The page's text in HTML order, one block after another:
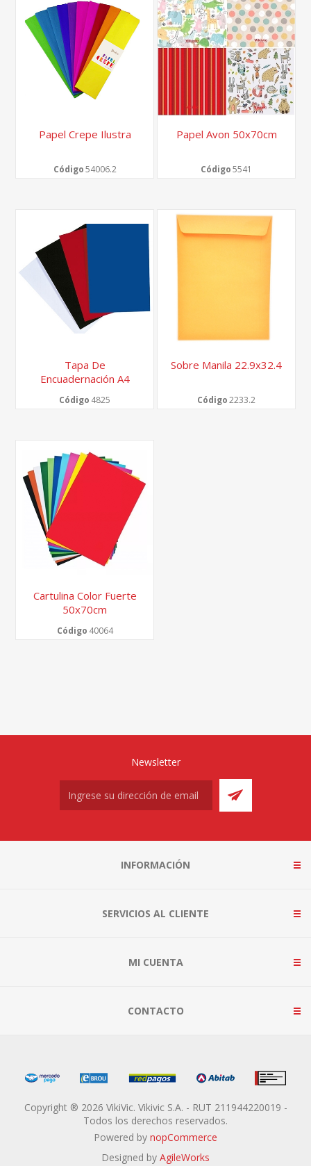
Papel Crepe Ilustra
Código54006.2
Papel Avon 50x70cm
Código5541
Tapa De
Encuadernación A4
Código 4825
Sobre Manila 22.9x32.4
Código2233.2
Cartulina Color Fuerte
50x70cm
Código 40064
Newsletter
INFORMACIÓN
SERVICIOS AL CLIENTE
MI CUENTA
CONTACTO
Copyright ® 2026 VikiVic. Vikivic S.A. - RUT 211944220019 -
Todos los derechos reservados.
Powered by nopCommerce
Designed by AgileWorks